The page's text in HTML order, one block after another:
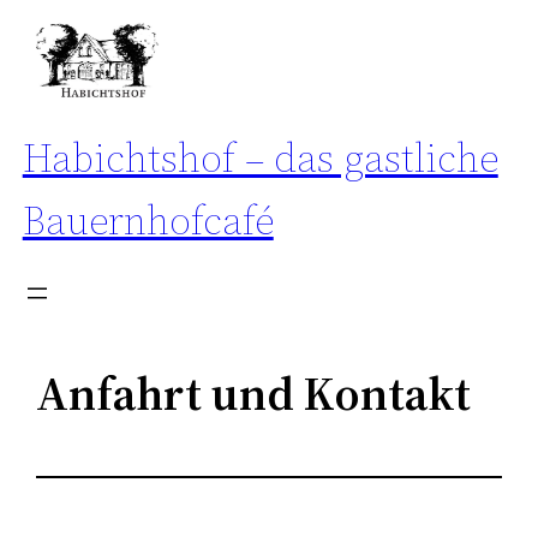
Zum
Inhalt
springen
Habichtshof – das gastliche
Bauernhofcafé
Anfahrt und Kontakt